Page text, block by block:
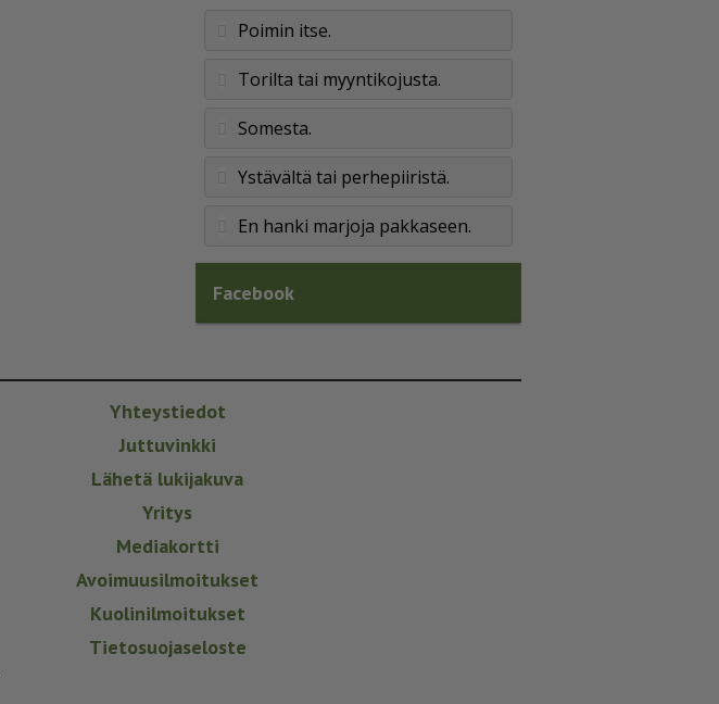
Poimin itse.
Torilta tai myyntikojusta.
Somesta.
Ystävältä tai perhepiiristä.
En hanki marjoja pakkaseen.
Facebook
Yhteystiedot
Juttuvinkki
Lähetä lukijakuva
Yritys
Mediakortti
Avoimuusilmoitukset
Kuolinilmoitukset
Tietosuojaseloste